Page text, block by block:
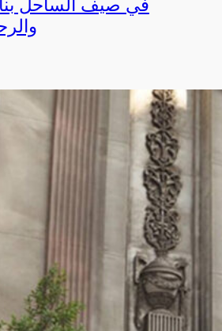
في صيف الساحل